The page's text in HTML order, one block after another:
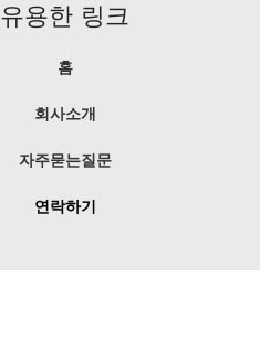
유용한 링크
홈
회사소개
자주묻는질문
연락하기